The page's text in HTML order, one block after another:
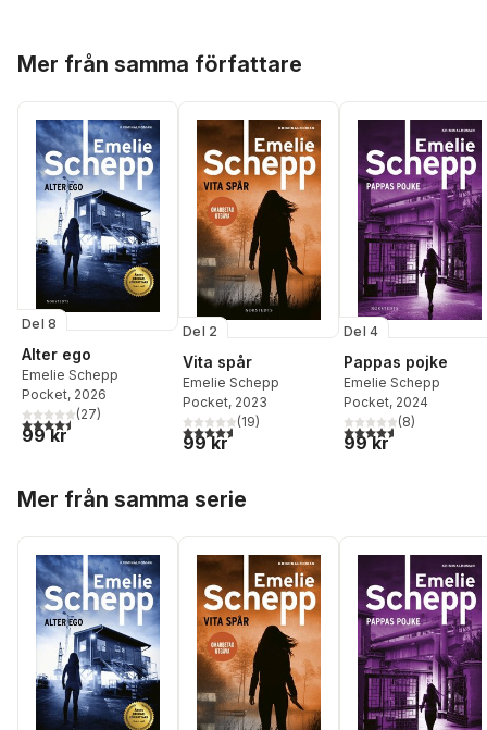
Mer från samma författare
Del 8
Alter ego
Emelie Schepp
Pocket, 2026
4,5utav 5 stjärnor. Totalt antal röster:
(27)
99 kr
Del 2
Vita spår
Emelie Schepp
Pocket, 2023
4,6utav 5 stjärnor. Totalt antal röster:
(19)
99 kr
Del 4
Pappas pojke
Emelie Schepp
Pocket, 2024
4,6utav 5 stjärnor.
(8)
99 kr
Mer från samma serie